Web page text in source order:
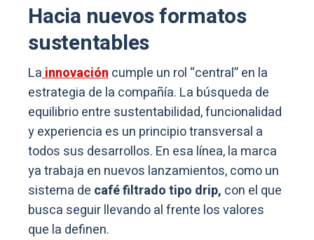
Hacia nuevos formatos
sustentables
Lainnovacióncumple un rol “central” en la
estrategia de la compañía. La búsqueda de
equilibrio entre sustentabilidad, funcionalidad
y experiencia es un principio transversal a
todos sus desarrollos. En esa línea, la marca
ya trabaja en nuevos lanzamientos, como un
sistema de café filtrado tipo drip, con el que
busca seguir llevando al frente los valores
que la definen.